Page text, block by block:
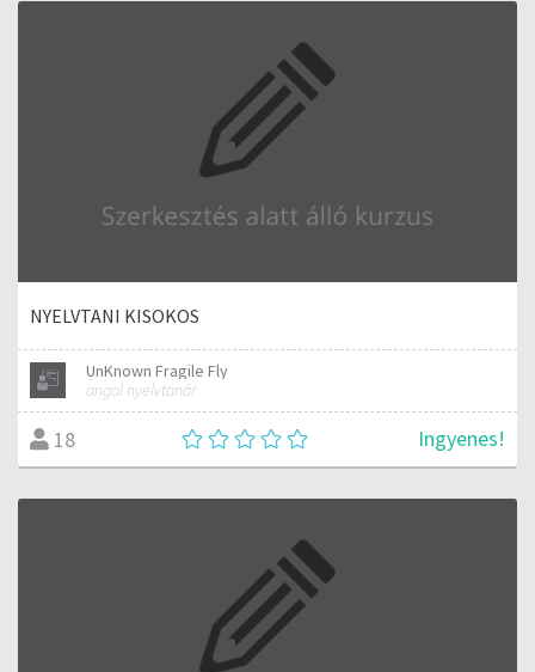
NYELVTANI KISOKOS
UnKnown Fragile Fly
angol nyelvtanár
18 Ingyenes!